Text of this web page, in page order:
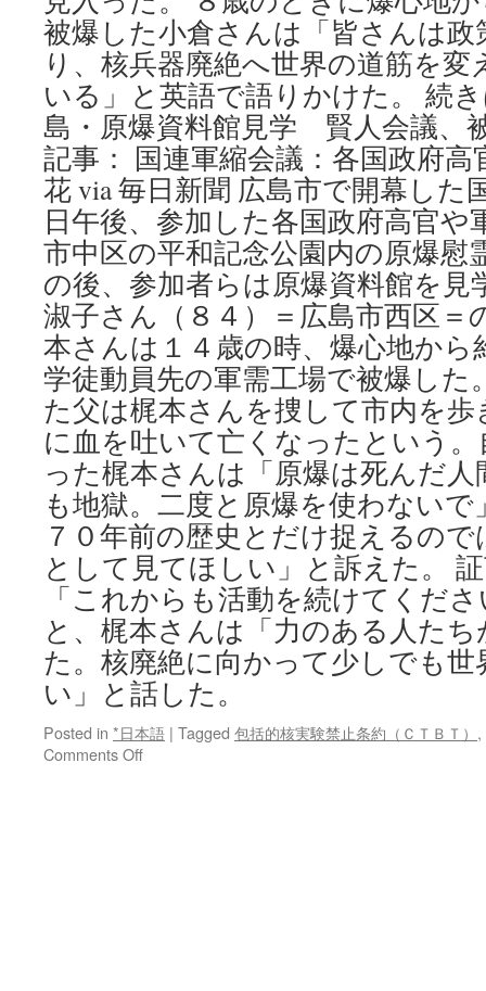
被爆した小倉さんは「皆さんは
り、核兵器廃絶へ世界の道筋を
いる」と英語で語りかけた。 続
島・原爆資料館見学 賢人会議、
記事： 国連軍縮会議：各国政府
花 via 毎日新聞 広島市で開幕した
日午後、参加した各国政府高官や
市中区の平和記念公園内の原爆慰
の後、参加者らは原爆資料館を見
淑子さん（８４）＝広島市西区＝
本さんは１４歳の時、爆心地から
学徒動員先の軍需工場で被爆した
た父は梶本さんを捜して市内を歩
に血を吐いて亡くなったという
った梶本さんは「原爆は死んだ
も地獄。二度と原爆を使わない
７０年前の歴史とだけ捉えるの
として見てほしい」と訴えた。
「これからも活動を続けてくだ
と、梶本さんは「力のある人た
た。核廃絶に向かって少しでも
い」と話した。
Posted in *日本語 | Tagged 包括的核実験禁止条約（ＣＴＢＴ） ,
Comments Offon